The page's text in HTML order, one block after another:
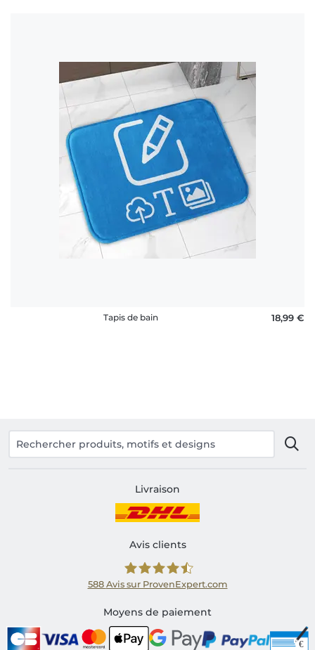
Tapis de bain 18,99 €
Livraison
Avis clients
Shirtinator FR
588 Avis sur ProvenExpert.com
Moyens de paiement